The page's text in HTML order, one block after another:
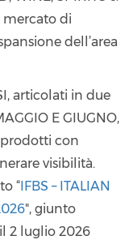
mercato di
dell’area
articolati in due
E GIUGNO,
con
visibilità.
“IFBS – ITALIAN
", giunto
il 2 luglio 2026